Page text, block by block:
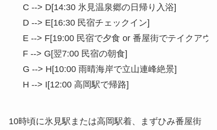
    C --> D[14:30 氷見温泉郷の日帰り入浴]
    D --> E[16:30 民宿チェックイン]
E --> F[19:00 民宿で夕食 or 番屋街でテイクアウ
    F --> G[翌7:00 民宿の朝食]
    G --> H[10:00 雨晴海岸で立山連峰絶景]
10時頃に氷見駅または高岡駅着、まずひみ番屋街